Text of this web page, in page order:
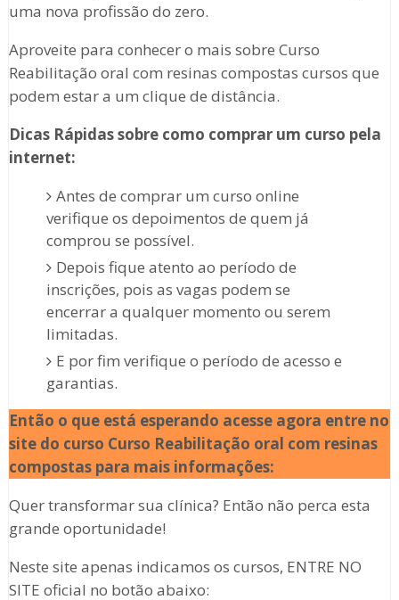
uma nova profissão do zero.
Aproveite para conhecer o mais sobre Curso
Reabilitação oral com resinas compostas cursos que
podem estar a um clique de distância.
Dicas Rápidas sobre como comprar um curso pela
internet:
Antes de comprar um curso online
verifique os depoimentos de quem já
comprou se possível.
Depois fique atento ao período de
inscrições, pois as vagas podem se
encerrar a qualquer momento ou serem
limitadas.
E por fim verifique o período de acesso e
garantias.
Então o que está esperando acesse agora entre no
site do curso Curso Reabilitação oral com resinas
compostas para mais informações:
Quer transformar sua clínica? Então não perca esta
grande oportunidade!
Neste site apenas indicamos os cursos, ENTRE NO
SITE oficial no botão abaixo: